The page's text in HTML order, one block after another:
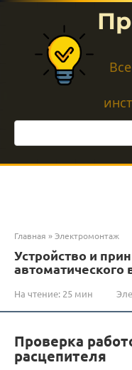
Перейти
контенту
Поиск:
Главная »Электромонтаж
Устройство и
На чтение: 25 мин
Проверка
расцепителя